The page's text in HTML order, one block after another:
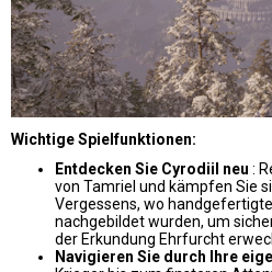
Wichtige Spielfunktionen:
Entdecken Sie Cyrodiil neu :
von Tamriel und kämpfen Sie
Vergessens, wo
nachgebildet wurden, um
der Erkundung Ehrfurcht
Navigieren Sie durch Ihre